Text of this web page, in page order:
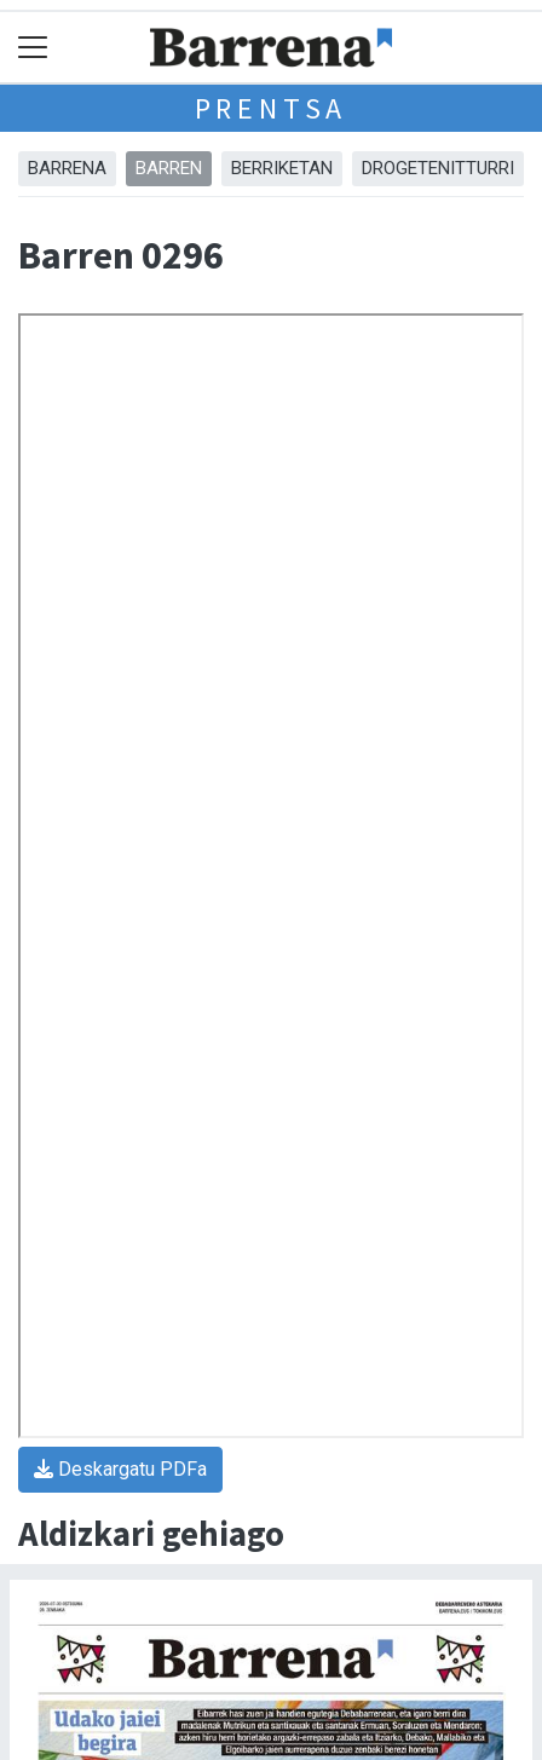
PRENTSA
BARRENA BARREN BERRIKETAN DROGETENITTURRI
Barren 0296
Deskargatu PDFa
Aldizkari gehiago